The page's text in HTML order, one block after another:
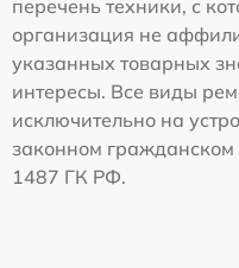
перечень техники, с
организация не
указанных товарных
интересы. Все виды
исключительно на
законном гражданском
1487 ГК РФ.